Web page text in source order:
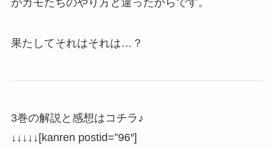
果たしてそれはそれは…？
3巻の解説と感想はコチラ♪
↓↓↓↓↓[kanren postid=”96″]